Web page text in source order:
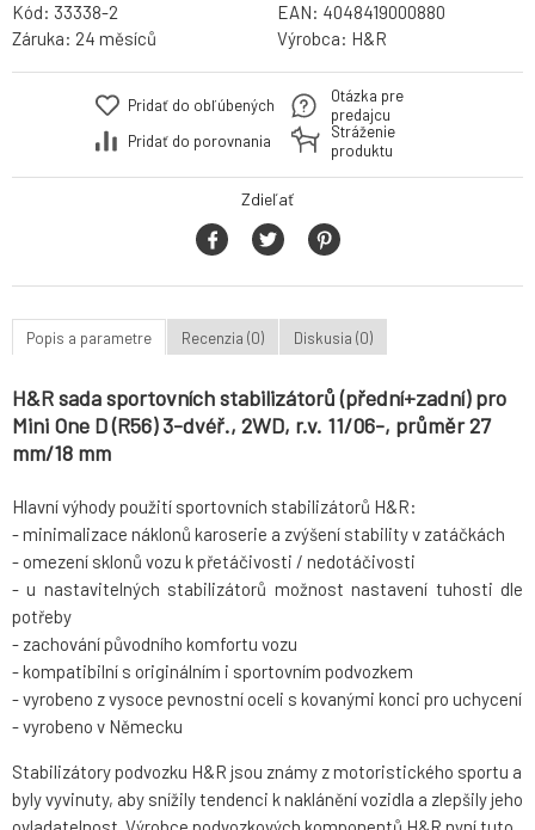
Kód: 33338-2 EAN: 4048419000880
Záruka: 24 Výrobca: H&R
Pridať do obľúbených
Pridať do porovnania
Otázka pre
predajcu
Stráženie
produktu
Zdieľať
Popis a parametre Recenzia (0) Diskusia (0)
H&R sada sportovních stabilizátorů (přední+zadní) pro
Mini One D (R56) 3-dvéř., 2WD, r.v. 11/06-, průměr 27
mm/18 mm
Hlavní výhody použití sportovních stabilizátorů H&R:
- minimalizace náklonů karoserie a zvýšení stability v zatáčkách
- omezení sklonů vozu k přetáčivosti / nedotáčivosti
- u nastavitelných stabilizátorů možnost nastavení tuhosti dle
potřeby
- zachování původního komfortu vozu
- kompatibilní s originálním i sportovním podvozkem
- vyrobeno z vysoce pevnostní oceli s kovanými konci pro uchycení
- vyrobeno v Německu
Stabilizátory podvozku H&R jsou známy z motoristického sportu a
byly vyvinuty, aby snížily tendenci k naklánění vozidla a zlepšily jeho